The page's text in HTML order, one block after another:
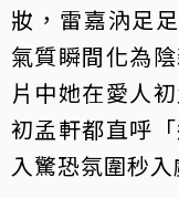
妝，雷嘉汭足
氣質瞬間化為
片中她在愛人
初孟軒都直呼
入驚恐氛圍秒入